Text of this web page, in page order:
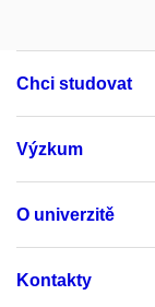
Chci studovat
Výzkum
O univerzitě
Kontakty